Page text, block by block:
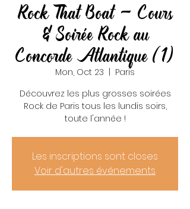
Rock That Boat - Cours
& Soirée Rock au
Concorde Atlantique (1)
Mon, Oct 23
Paris
Découvrez les plus grosses soirées
Rock de Paris tous les lundis soirs,
toute l'année !
Les inscriptions sont closes
Voir d'autres événements